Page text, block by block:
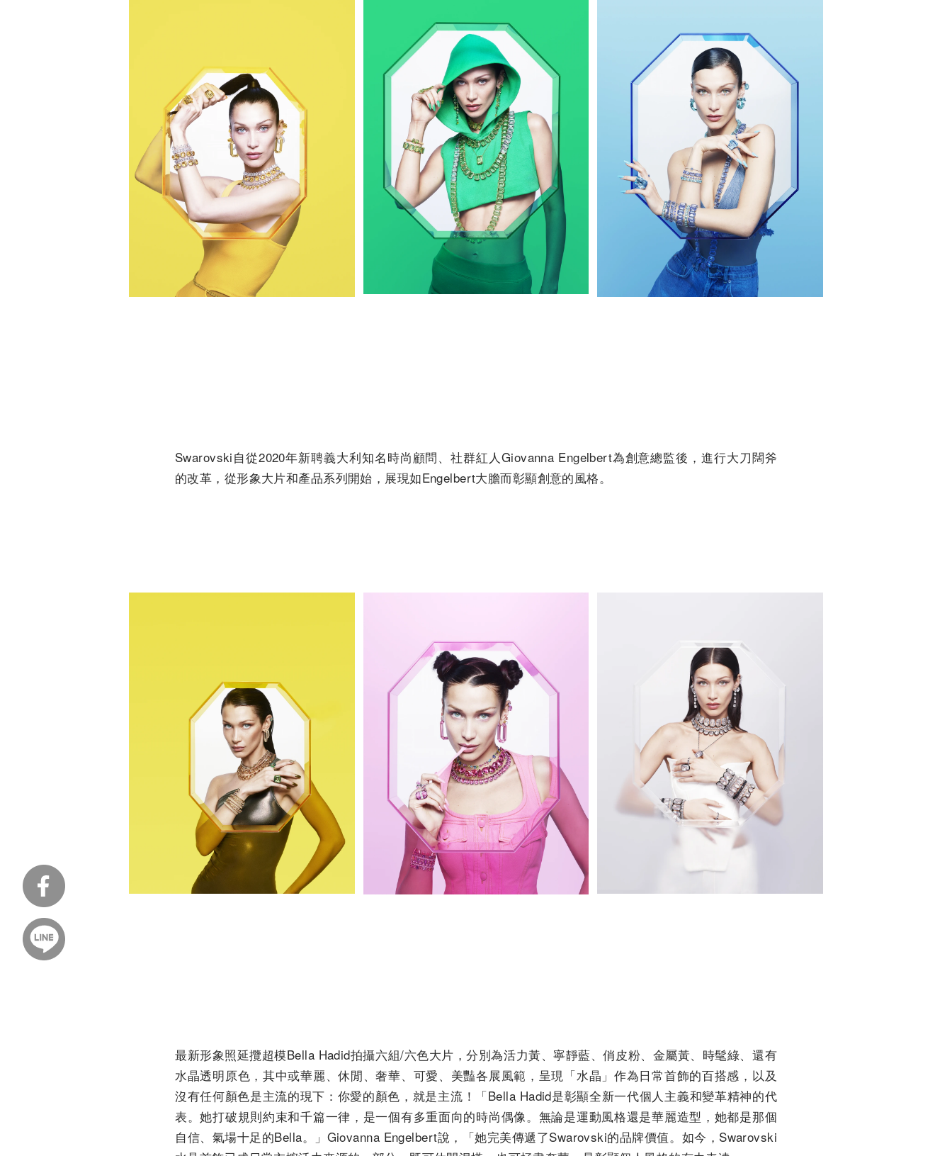
Swarovski自從2020年新聘義大利知名時尚顧問、社群紅人Giovanna Engelbert為創意總監後，進行大刀闊斧
的改革，從形象大片和產品系列開始，展現如Engelbert大膽而彰顯創意的風格。
最新形象照延攬超模Bella Hadid拍攝六組/六色大片，分別為活力黃、寧靜藍、俏皮粉、金屬黃、時髦綠、還有
水晶透明原色，其中或華麗、休閒、奢華、可愛、美豔各展風範，呈現「水晶」作為日常首飾的百搭感，以及
沒有任何顏色是主流的現下：你愛的顏色，就是主流！「Bella Hadid是彰顯全新一代個人主義和變革精神的代
表。她打破規則約束和千篇一律，是一個有多重面向的時尚偶像。無論是運動風格還是華麗造型，她都是那個
自信、氣場十足的Bella。」Giovanna Engelbert說，「她完美傳遞了Swarovski的品牌價值。如今，Swarovski